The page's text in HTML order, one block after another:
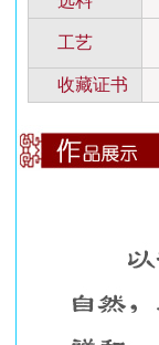
工艺
收藏证书